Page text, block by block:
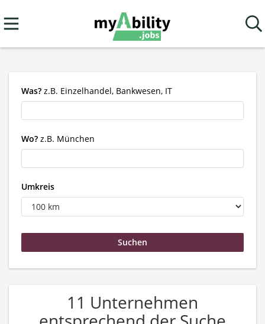
Was? z.B. Einzelhandel, Bankwesen, IT
Wo? z.B. München
Umkreis
11 Unternehmen